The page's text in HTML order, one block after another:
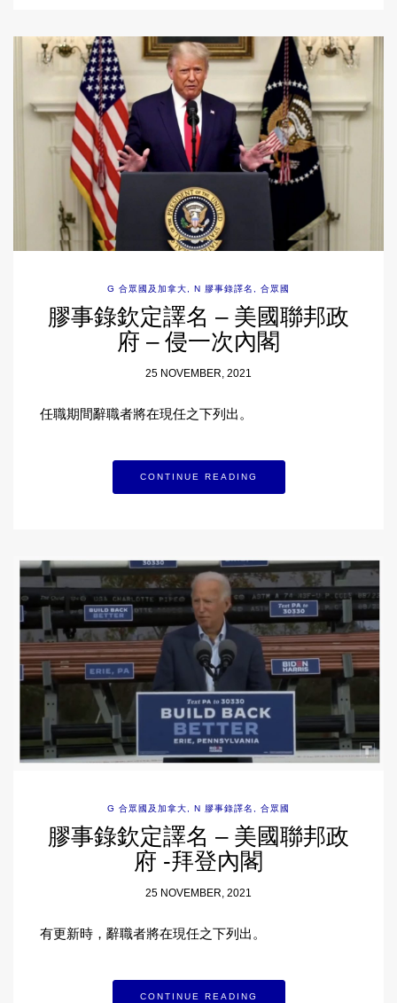
G 合眾國及加拿大, N 膠事錄譯名 , 合眾國
膠事錄欽定譯名 – 美國聯邦政
府 – 侵一次內閣
25 NOVEMBER, 2021
任職期間辭職者將在現任之下列出。
CONTINUE READING
G 合眾國及加拿大, N 膠事錄譯名 , 合眾國
膠事錄欽定譯名 – 美國聯邦政
府 -拜登內閣
25 NOVEMBER, 2021
有更新時，辭職者將在現任之下列出。
CONTINUE READING